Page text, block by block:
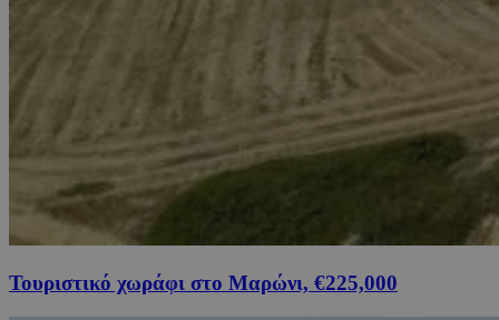
Τουριστικό χωράφι στο Μαρώνι, €225,000